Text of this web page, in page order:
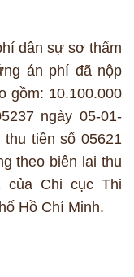
dân sự sơ thẩm
án phí đã nộp
gồm: 10.100.000
ngày 05-01-
thu tiền số 05621
theo biên lai thu
của Chi cục Thi
Hồ Chí Minh.